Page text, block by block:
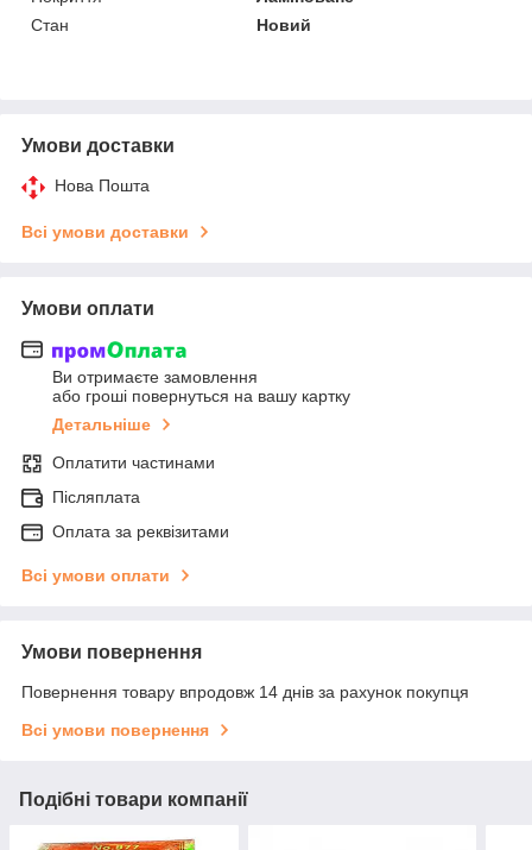
Стан
Новий
Умови доставки
Нова Пошта
Всі умови доставки
Умови оплати
Ви отримаєте замовлення
або гроші повернуться на вашу картку
Детальніше
Оплатити частинами
Післяплата
Оплата за реквізитами
Всі умови оплати
Умови повернення
Повернення товару впродовж 14 днів за рахунок покупця
Всі умови повернення
Подібні товари компанії